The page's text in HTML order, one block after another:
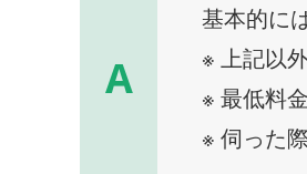
A
基本的に
※ 上記以
※ 最低料
※ 伺った